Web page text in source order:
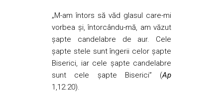
„M-am întors să văd glasul care-mi
vorbea şi, întorcându-mă, am văzut
şapte candelabre de aur. Cele
şapte stele sunt îngerii celor şapte
Biserici, iar cele şapte candelabre
sunt cele şapte Biserici” (Ap
1,12.20).